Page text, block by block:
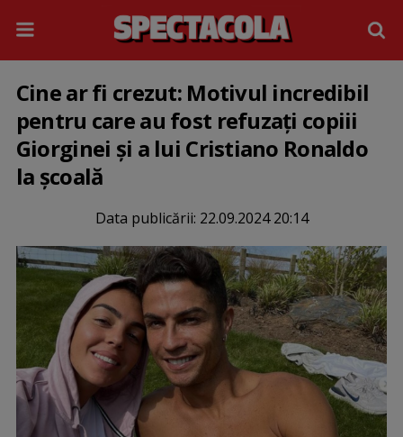
Cine ar fi crezut: Motivul incredibil
pentru care au fost refuzați copiii
Giorginei și a lui Cristiano Ronaldo
la școală
Data publicării: 22.09.2024 20:14